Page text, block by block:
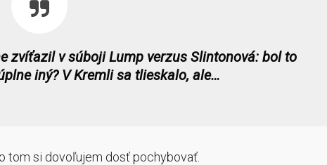
zvíťazil v súboji Lump verzus Slintonová: bol to
iný? V Kremli sa tlieskalo, ale…
tom si dovoľujem dosť pochybovať.